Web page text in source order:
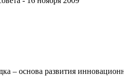
– основа развития